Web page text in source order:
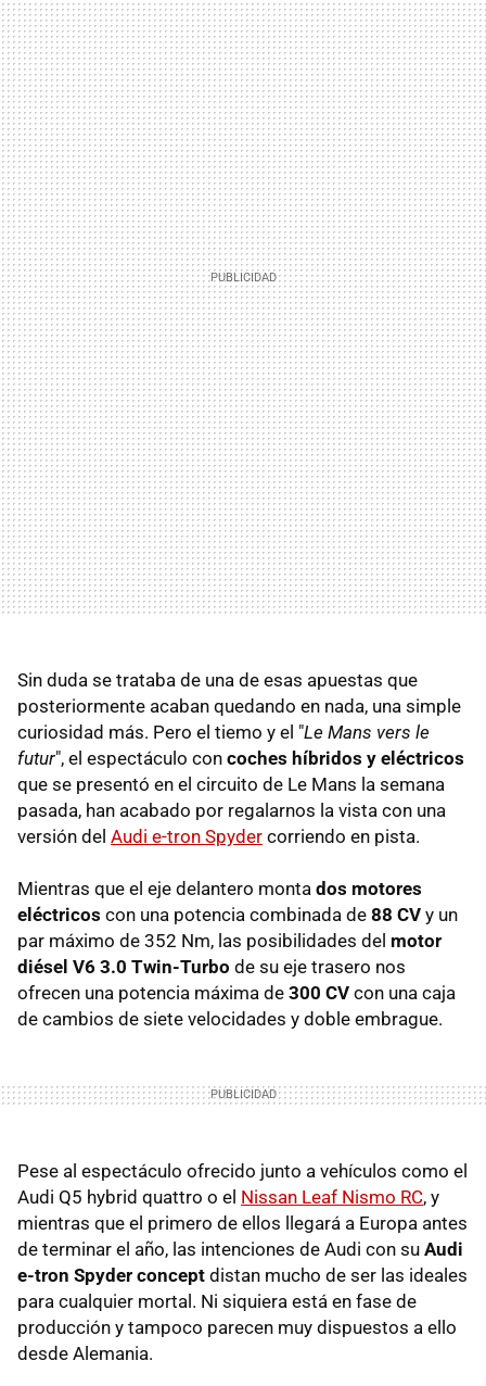
Sin duda se trataba de una de esas apuestas que
posteriormente acaban quedando en nada, una simple
curiosidad más. Pero el tiemo y el "Le Mans vers le
futur", el espectáculo con coches híbridos y eléctricos
que se presentó en el circuito de Le Mans la semana
pasada, han acabado por regalarnos la vista con una
versión del Audi e-tron Spyder corriendo en pista.
Mientras que el eje delantero monta dos motores
eléctricos con una potencia combinada de 88 CV y un
par máximo de 352 Nm, las posibilidades del motor
diésel V6 3.0 Twin-Turbo de su eje trasero nos
ofrecen una potencia máxima de 300 CV con una caja
de cambios de siete velocidades y doble embrague.
Pese al espectáculo ofrecido junto a vehículos como el
Audi Q5 hybrid quattro o el Nissan Leaf Nismo RC, y
mientras que el primero de ellos llegará a Europa antes
de terminar el año, las intenciones de Audi con su Audi
e-tron Spyder concept distan mucho de ser las ideales
para cualquier mortal. Ni siquiera está en fase de
producción y tampoco parecen muy dispuestos a ello
desde Alemania.